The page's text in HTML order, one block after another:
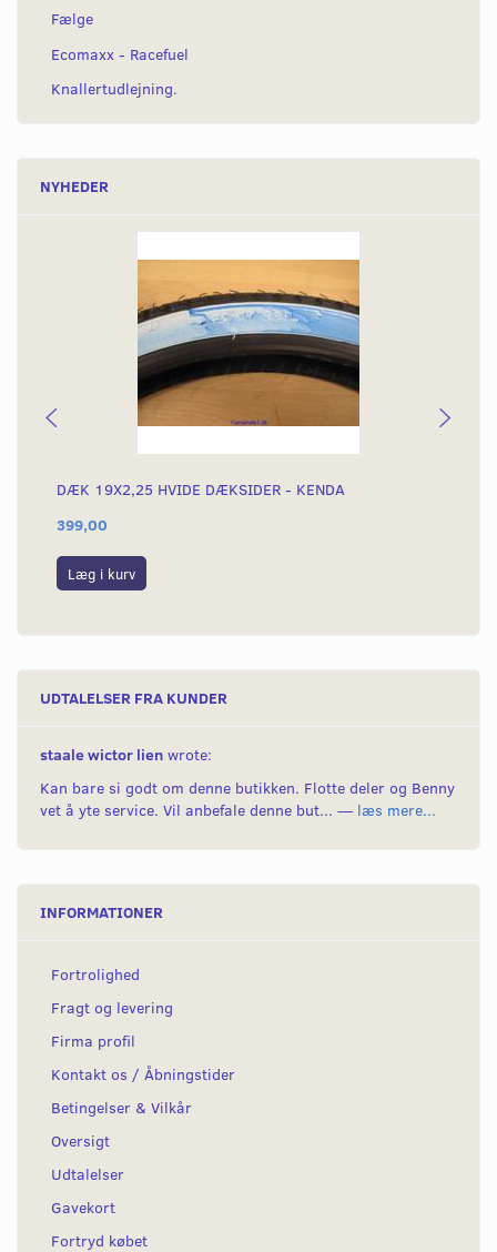
Fælge
Ecomaxx - Racefuel
Knallertudlejning.
NYHEDER
DÆK 19X2,25 HVIDE DÆKSIDER - KENDA
399,00
Læg i kurv
UDTALELSER FRA KUNDER
staale wictor lien wrote:
Kan bare si godt om denne butikken. Flotte deler og Benny
vet å yte service. Vil anbefale denne but... — læs mere...
INFORMATIONER
Fortrolighed
Fragt og levering
Firma profil
Kontakt os / Åbningstider
Betingelser & Vilkår
Oversigt
Udtalelser
Gavekort
Fortryd købet